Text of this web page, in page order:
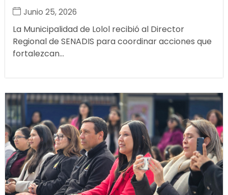
Junio 25, 2026
La Municipalidad de Lolol recibió al Director
Regional de SENADIS para coordinar acciones que
fortalezcan...